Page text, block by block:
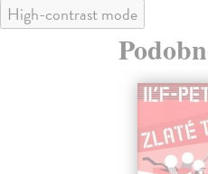
High-contrast mode